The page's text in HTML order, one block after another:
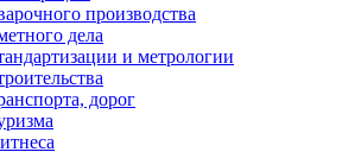
производства
дела
и метрологии
дорог